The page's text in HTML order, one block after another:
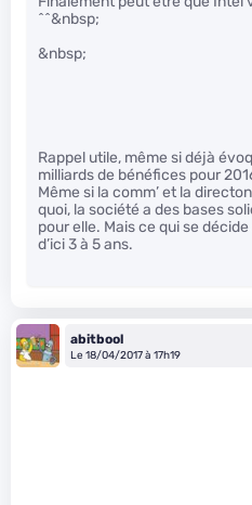
^^&nbsp;
&nbsp;
Rappel utile, même si déjà
milliards de bénéfices pour
Même si la comm’ et la
quoi, la société a des bases
pour elle. Mais ce qui se
d’ici 3 à 5 ans.
abitbool
Le 18/04/2017 à 17h19